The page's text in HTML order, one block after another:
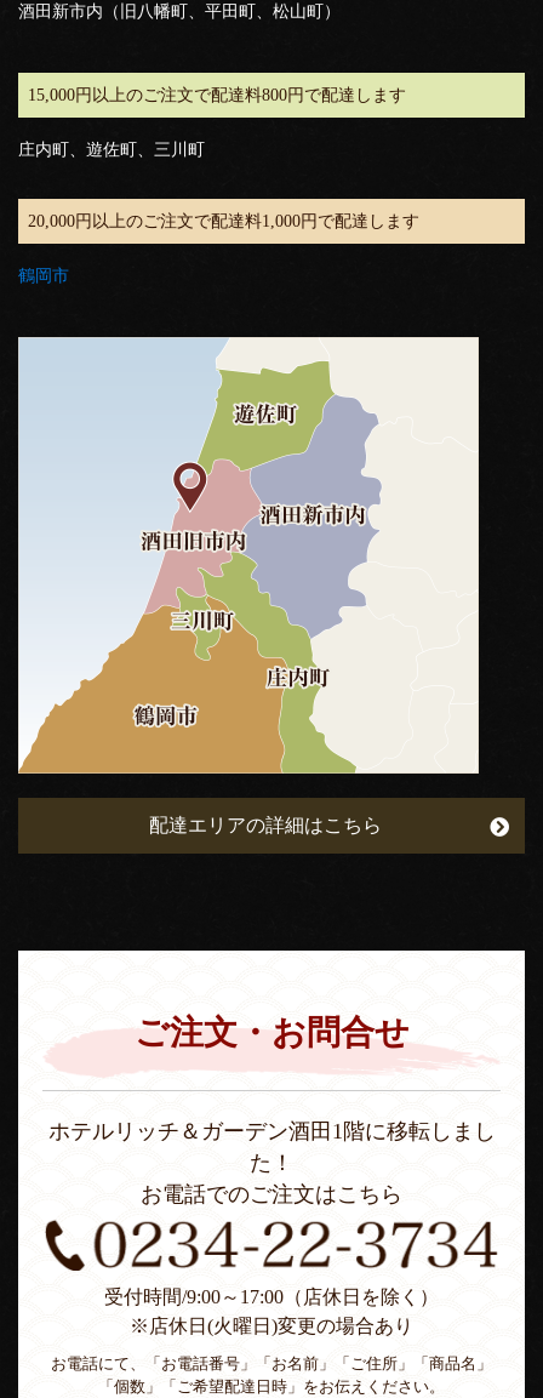
酒田新市内（旧八幡町、平田町、松山町）
15,000円以上のご注文で配達料800円で配達します
庄内町、遊佐町、三川町
20,000円以上のご注文で配達料1,000円で配達します
鶴岡市
配達エリアの詳細はこちら
ご注文・お問合せ
ホテルリッチ＆ガーデン酒田1階に移転しまし
た！
お電話でのご注文はこちら
受付時間/9:00～17:00（店休日を除く）
※店休日(火曜日)変更の場合あり
お電話にて、「お電話番号」「お名前」「ご住所」「商品名」
「個数」「ご希望配達日時」をお伝えください。